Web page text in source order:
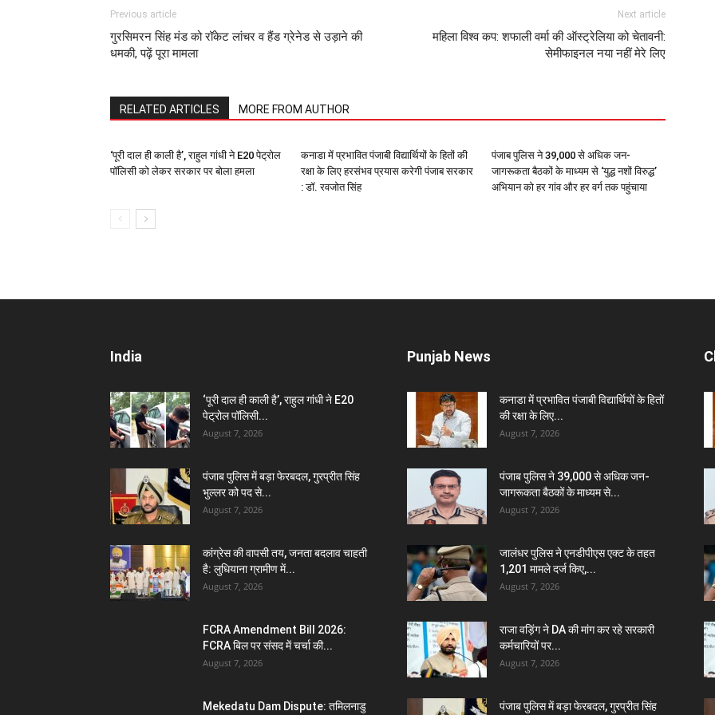
Previous article
गुरसिमरन सिंह मंड को रॉकेट लांचर व हैंड ग्रेनेड से उड़ाने की
धमकी, पढ़ें पूरा मामला
Next article
महिला विश्व कप: शफाली वर्मा की ऑस्ट्रेलिया को चेतावनी:
सेमीफाइनल नया नहीं मेरे लिए
RELATED ARTICLES MORE FROM AUTHOR
‘पूरी दाल ही काली है’, राहुल गांधी ने E20 पेट्रोल
पॉलिसी को लेकर सरकार पर बोला हमला
कनाडा में प्रभावित पंजाबी विद्यार्थियों के हितों की
रक्षा के लिए हरसंभव प्रयास करेगी पंजाब सरकार
: डॉ. रवजोत सिंह
पंजाब पुलिस ने 39,000 से अधिक जन-
जागरूकता बैठकों के माध्यम से ‘युद्ध नशों विरुद्ध’
अभियान को हर गांव और हर वर्ग तक पहुंचाया
India
‘पूरी दाल ही काली है’, राहुल गांधी ने E20
पेट्रोल पॉलिसी...
August 7, 2026
पंजाब पुलिस में बड़ा फेरबदल, गुरप्रीत सिंह
भुल्लर को पद से...
August 7, 2026
कांग्रेस की वापसी तय, जनता बदलाव चाहती
है: लुधियाना ग्रामीण में...
August 7, 2026
FCRA Amendment Bill 2026:
FCRA बिल पर संसद में चर्चा की...
August 7, 2026
Mekedatu Dam Dispute: तमिलनाडु
Punjab News
कनाडा में प्रभावित पंजाबी विद्यार्थियों के हितों
की रक्षा के लिए...
August 7, 2026
पंजाब पुलिस ने 39,000 से अधिक जन-
जागरूकता बैठकों के माध्यम से...
August 7, 2026
जालंधर पुलिस ने एनडीपीएस एक्ट के तहत
1,201 मामले दर्ज किए,...
August 7, 2026
राजा वड़िंग ने DA की मांग कर रहे सरकारी
कर्मचारियों पर...
August 7, 2026
पंजाब पुलिस में बड़ा फेरबदल, गुरप्रीत सिंह